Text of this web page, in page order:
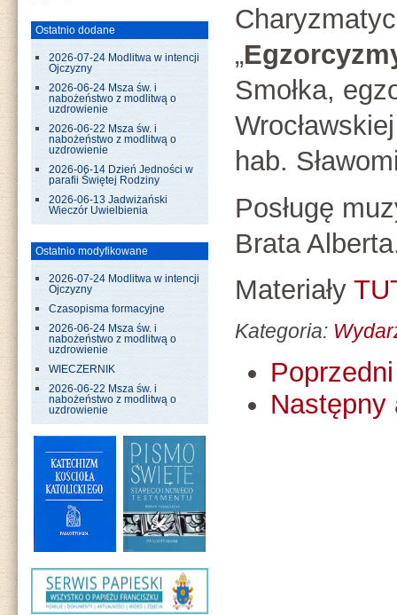
Ostatnio dodane
2026-07-24 Modlitwa w intencji
Ojczyzny
2026-06-24 Msza św. i
nabożeństwo z modlitwą o
uzdrowienie
2026-06-22 Msza św. i
nabożeństwo z modlitwą o
uzdrowienie
2026-06-14 Dzień Jedności w
parafii Świętej Rodziny
2026-06-13 Jadwiżański
Wieczór Uwielbienia
Ostatnio modyfikowane
2026-07-24 Modlitwa w intencji
Ojczyzny
Czasopisma formacyjne
2026-06-24 Msza św. i
nabożeństwo z modlitwą o
uzdrowienie
WIECZERNIK
2026-06-22 Msza św. i
nabożeństwo z modlitwą o
uzdrowienie
„
Smołka,
hab.
Posługę
Brata
Materiały
Kategoria:
Następny